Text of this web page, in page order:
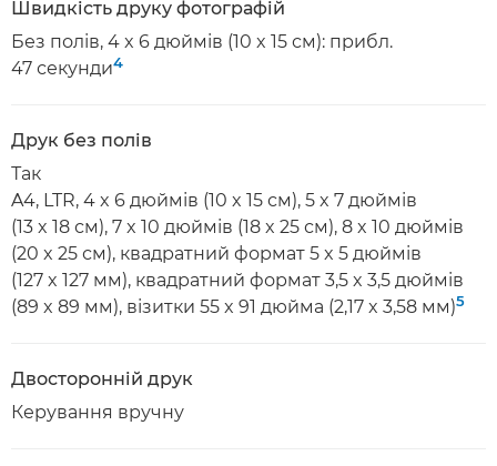
Швидкість друку фотографій
Без полів, 4 x 6 дюймів (10 x 15 см): прибл.
47 секунди4
Друк без полів
Так
A4, LTR, 4 x 6 дюймів (10 x 15 см), 5 x 7 дюймів
(13 x 18 см), 7 x 10 дюймів (18 x 25 см), 8 x 10 дюймів
(20 x 25 см), квадратний формат 5 x 5 дюймів
(127 x 127 мм), квадратний формат 3,5 x 3,5 дюймів
(89 x 89 мм), візитки 55 x 91 дюйма (2,17 x 3,58 мм)5
Двосторонній друк
Керування вручну